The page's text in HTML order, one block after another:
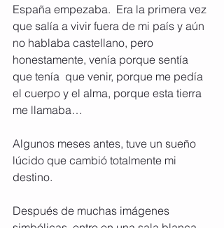
España empezaba.  Era la primera vez
que salía a vivir fuera de mi país y aún
no hablaba castellano, pero
honestamente, venía porque sentía
que tenía  que venir, porque me pedía
el cuerpo y el alma, porque esta tierra
me llamaba…
Algunos meses antes, tuve un sueño
lúcido que cambió totalmente mi
destino.
Después de muchas imágenes